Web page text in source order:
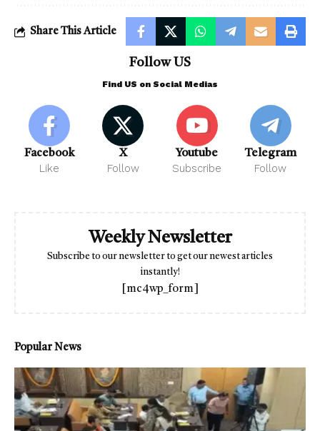
Share This Article
Follow US
Find US on Social Medias
Facebook
Like
X
Follow
Youtube
Subscribe
Telegram
Follow
Weekly Newsletter
Subscribe to our newsletter to get our newest articles
instantly!
[mc4wp_form]
Popular News